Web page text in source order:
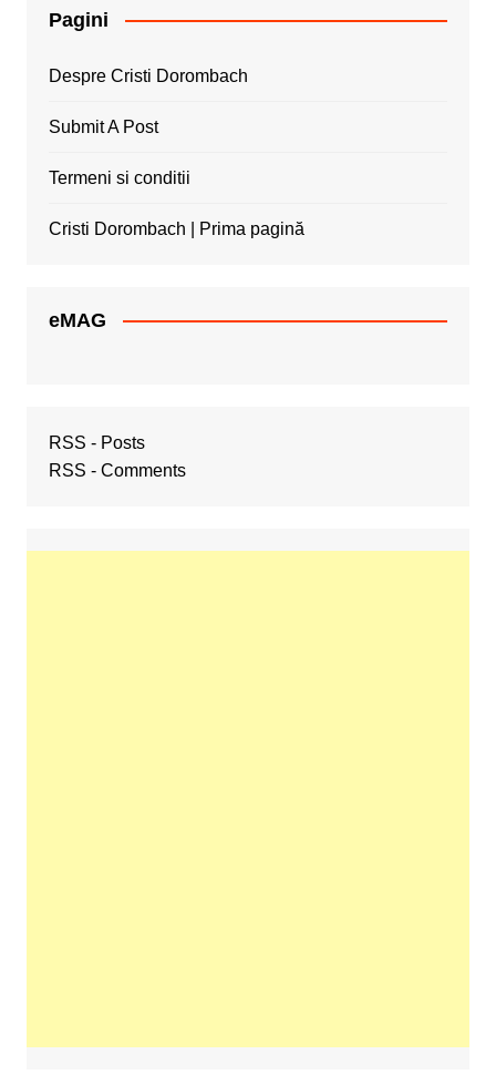
Pagini
Despre Cristi Dorombach
Submit A Post
Termeni si conditii
Cristi Dorombach | Prima pagină
eMAG
RSS - Posts
RSS - Comments